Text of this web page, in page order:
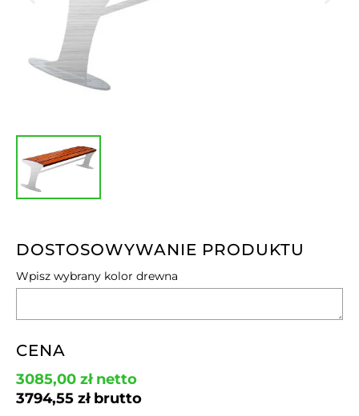
DOSTOSOWYWANIE PRODUKTU
Wpisz wybrany kolor drewna
CENA
3085,00 złnetto
3794,55 złbrutto